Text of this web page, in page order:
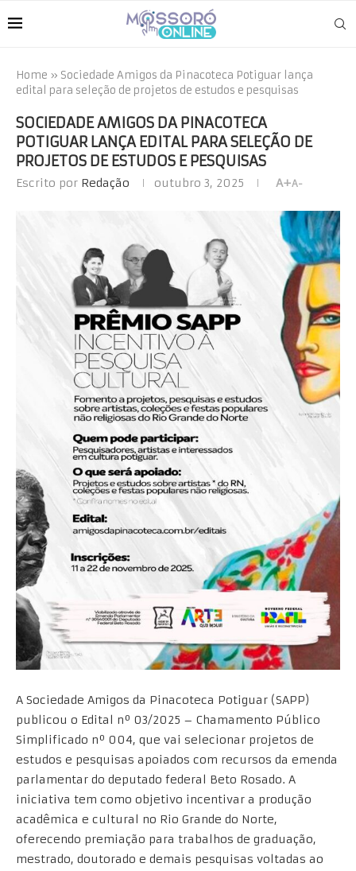
Home » Sociedade Amigos da Pinacoteca Potiguar lança
edital para seleção de projetos de estudos e pesquisas
SOCIEDADE AMIGOS DA PINACOTECA
POTIGUAR LANÇA EDITAL PARA SELEÇÃO DE
PROJETOS DE ESTUDOS E PESQUISAS
Escrito por Redação outubro 3, 2025 A+A-
A Sociedade Amigos da Pinacoteca Potiguar (SAPP)
publicou o Edital nº 03/2025 – Chamamento Público
Simplificado nº 004, que vai selecionar projetos de
estudos e pesquisas apoiados com recursos da emenda
parlamentar do deputado federal Beto Rosado. A
iniciativa tem como objetivo incentivar a produção
acadêmica e cultural no Rio Grande do Norte,
oferecendo premiação para trabalhos de graduação,
mestrado, doutorado e demais pesquisas voltadas ao